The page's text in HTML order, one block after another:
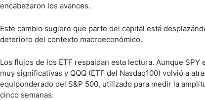
encabezaron los avances.
Este cambio sugiere que parte del capital está
deterioro del contexto macroeconómico.
Los flujos de los ETF respaldan esta lectura. Aunque
muy significativas y QQQ (ETF del Nasdaq100) volvió a
equiponderado del S&P 500, utilizado para medir la
cinco semanas.